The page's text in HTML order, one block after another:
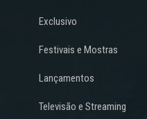
Exclusivo
Festivais e Mostras
Lançamentos
Televisão e Streaming